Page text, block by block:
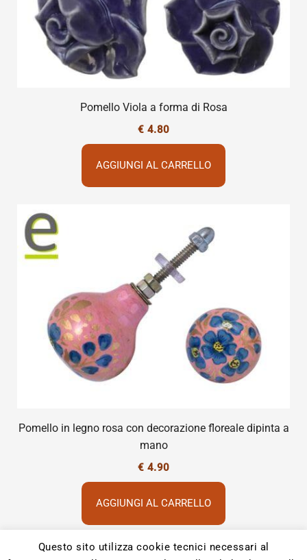
Pomello Viola a forma di Rosa
€ 4.80
AGGIUNGI AL CARRELLO
Pomello in legno rosa con decorazione floreale dipinta a
mano
€ 4.90
AGGIUNGI AL CARRELLO
Questo sito utilizza cookie tecnici necessari al